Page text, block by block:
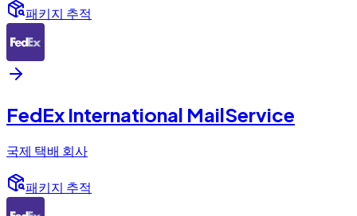
패키지 추적
FedEx International MailService
국제 택배 회사
패키지 추적